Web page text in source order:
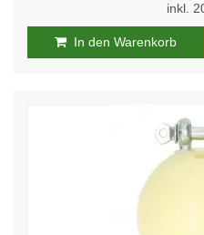
inkl.
In den Warenkorb